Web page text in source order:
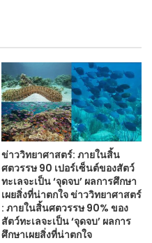
ข่าววิทยาศาสตร์: ภายในสิ้น
ศตวรรษ 90 เปอร์เซ็นต์ของสัตว์
ทะเลจะเป็น ‘จุดจบ’ ผลการศึกษา
เผยสิ่งที่น่าตกใจ ข่าววิทยาศาสตร์
: ภายในสิ้นศตวรรษ 90% ของ
สัตว์ทะเลจะเป็น ‘จุดจบ’ ผลการ
ศึกษาเผยสิ่งที่น่าตกใจ